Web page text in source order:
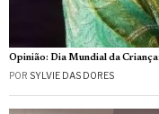
Opinião: Dia Mundial da
POR SYLVIE DAS DORES